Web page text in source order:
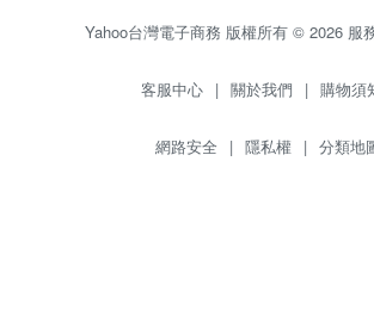
Yahoo台灣電子商務 版權所有 © 2026 服
客服中心 | 關於我們 | 購物須
網路安全 | 隱私權 | 分類地